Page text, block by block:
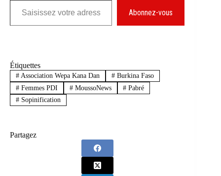
Abonnez-vous
Étiquettes
#Association Wepa Kana Dan #Burkina Faso
#Femmes PDI #MoussoNews # Pabré
#Sopinification
Partagez